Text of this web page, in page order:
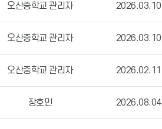
오산중학교 관리자 2026.03.10
오산중학교 관리자 2026.03.10
오산중학교 관리자 2026.02.11
장호민 2026.08.04